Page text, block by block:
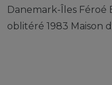
Danemark-Îles Féroé
oblitéré 1983 Maison